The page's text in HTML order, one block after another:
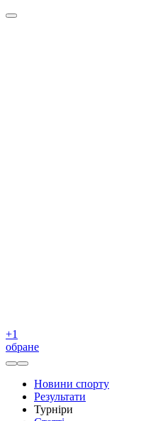
+1
обране
Новини спорту
Результати
Турніри